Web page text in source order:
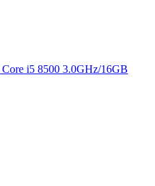
Core i5 8500 3.0GHz/16GB